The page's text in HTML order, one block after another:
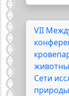
VII
Сети
природы